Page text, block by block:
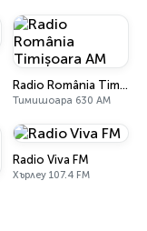
Radio România Timișoara AM
Тимишоара 630 AM
Radio Viva FM
Хърлеу 107.4 FM